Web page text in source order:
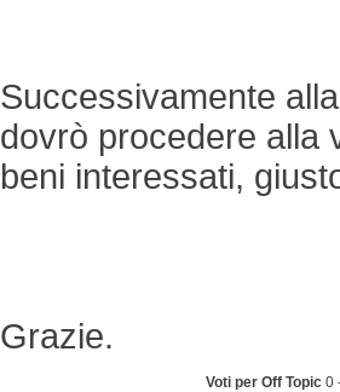
Successivamente
dovrò procedere alla
beni interessati,
Grazie.
Voti per Off Topic 0